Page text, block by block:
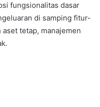
fungsionalitas dasar
di samping fitur-
tetap, manajemen